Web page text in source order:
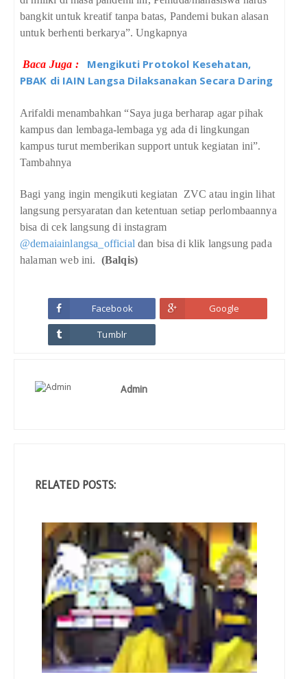
bangkit untuk kreatif tanpa batas, Pandemi bukan alasan
untuk berhenti berkarya”. Ungkapnya
Baca Juga :
Mengikuti Protokol Kesehatan,
PBAK di IAIN Langsa Dilaksanakan Secara Daring
Arifaldi menambahkan “Saya juga berharap agar pihak
kampus dan lembaga-lembaga yg ada di lingkungan
kampus turut memberikan support untuk kegiatan ini”.
Tambahnya
Bagi yang ingin mengikuti kegiatan
ZVC atau ingin lihat
langsung persyaratan dan ketentuan setiap perlombaannya
bisa di cek langsung di instagram
@demaiainlangsa_official dan bisa di klik langsung pada
halaman web ini. (Balqis)
Facebook Google
Tumblr
Admin
RELATED POSTS: